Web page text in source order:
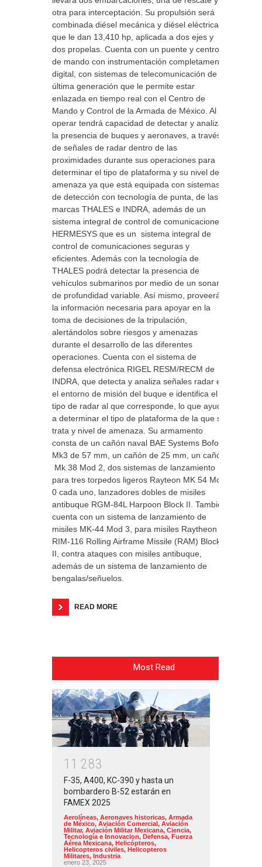
otra para interceptación. Su propulsión será
combinada diésel mecánica y diésel eléctrica
que le dan 13,410 hp, aplicada a dos ejes y
dos propelas. Cuenta con un puente y centro
de mando con instrumentación completamente
digital, con sistemas de telecomunicación de
última generación que le permite estar
enlazada en tiempo real con el Centro de
Mando y Control de la Armada de México. Al
operar tendrá capacidad de detectar y analizar
la presencia de buques y aeronaves, a través
de señales de radar dentro de las
proximidades durante sus operaciones para
determinar el tipo de plataforma y su nivel de
amenaza ya que está equipada con sistemas
de detección con tecnología de punta, de las
marcas THALES e INDRA, además de un
sistema integral de control de comunicaciones
HERMESYS que es un sistema integral de
control de comunicaciones seguras y
eficientes. Además con la tecnología de
THALES podrá detectar la presencia de
vehículos submarinos por medio de un sonar
de profundidad variable. Así mismo, proveerá
la información necesaria para apoyar en la
toma de decisiones de la tripulación,
alertándolos sobre riesgos y amenazas
durante el desarrollo de las diferentes
operaciones. Cuenta con el sistema de
defensa electrónica RIGEL RESM/RECM de
INDRA, que detecta y analiza señales radar en
el entorno de misión del buque e identifica el
tipo de radar al que corresponde, lo que ayuda
a determinar el tipo de plataforma de la que se
trata y nivel de amenaza. Su armamento
consta de un cañón naval BAE Systems Bofors
Mk3 de 57 mm, un cañón de 25 mm, un cañón
Mk 38 Mod 2, dos sistemas de lanzamiento
para tres torpedos ligeros Rayteon MK 54 Mod
0 cada uno, lanzadores dobles de misiles
antibuque RGM-84L Harpoon Block II. También
cuenta con un sistema de lanzamiento de
misiles MK-44 Mod 3, para misiles Raytheon
RIM-116 Rolling Airframe Missile (RAM) Block
II, contra ataques con misiles antibuque,
además de un sistema de lanzamiento de
bengalas/señuelos.
READ MORE
Most Read
1 1 283
F-35, A400, KC-390 y hasta un
bombardero B-52 estarán en
FAMEX 2025
Aerolíneas, Aeronaves historicas, Armada
de México, Aviación Comercial, Aviación
Militar, Aviación Militar Mexicana, Ciencia,
Tecnología e Innovacion, Defensa, Fuerza
Aérea Mexicana, Helicópteros,
Helicopteros civiles, Helicopteros
Militares, Industria
enero 23, 2025